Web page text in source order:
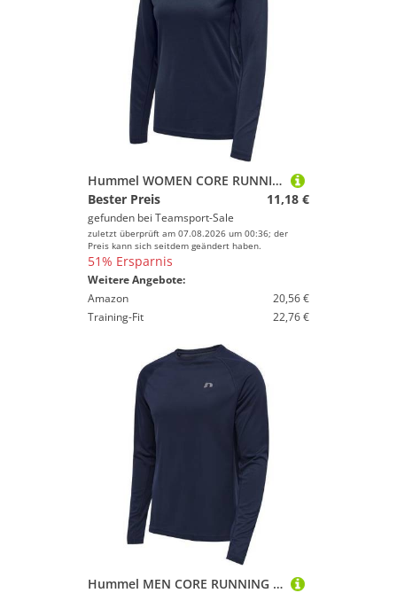
Hummel WOMEN CORE RUNNING T-SHIRT L/S - BLACK IRIS - L
Bester Preis
11,18 €
gefunden bei Teamsport-Sale
zuletzt überprüft am 07.08.2026 um 00:36; der
Preis kann sich seitdem geändert haben.
51% Ersparnis
Weitere Angebote:
Amazon
20,56 €
Training-Fit
22,76 €
Hummel MEN CORE RUNNING T-SHIRT L/S - BLACK IRIS - L